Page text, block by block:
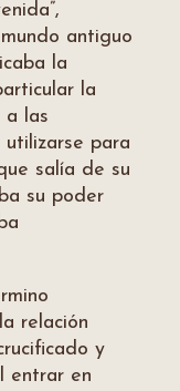
antiguo
la
la
a las
para
salía de su
su poder
relación
y
entrar en